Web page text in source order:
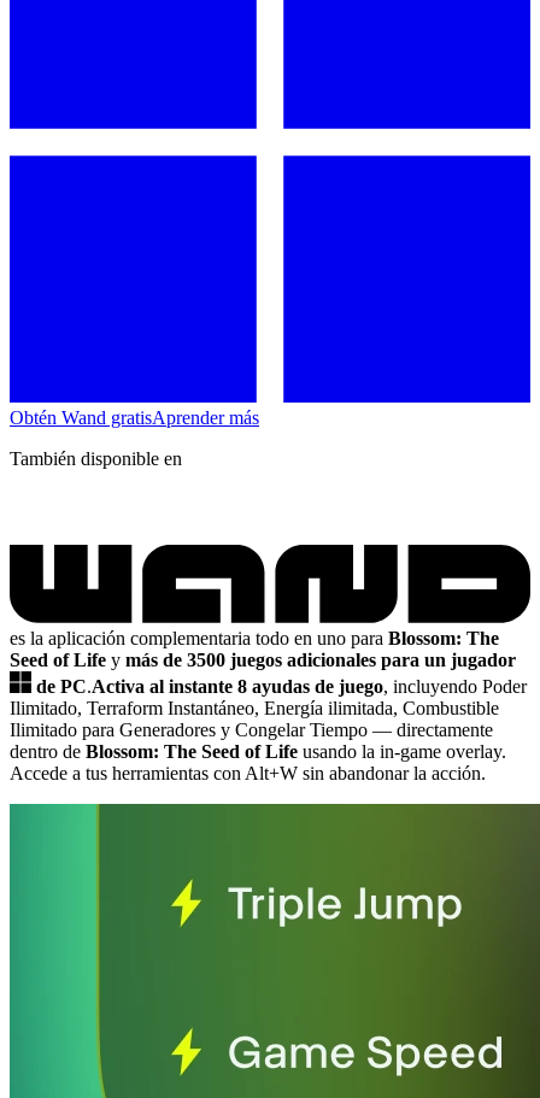
Obtén Wand gratisAprender más
También disponible en
es la aplicación complementaria todo en uno para Blossom: The
Seed of Life y más de 3500 juegos adicionales para un jugador
de PC.Activa al instante 8 ayudas de juego, incluyendo Poder
Ilimitado, Terraform Instantáneo, Energía ilimitada, Combustible
Ilimitado para Generadores y Congelar Tiempo — directamente
dentro de Blossom: The Seed of Life usando la in-game overlay.
Accede a tus herramientas con Alt+W sin abandonar la acción.